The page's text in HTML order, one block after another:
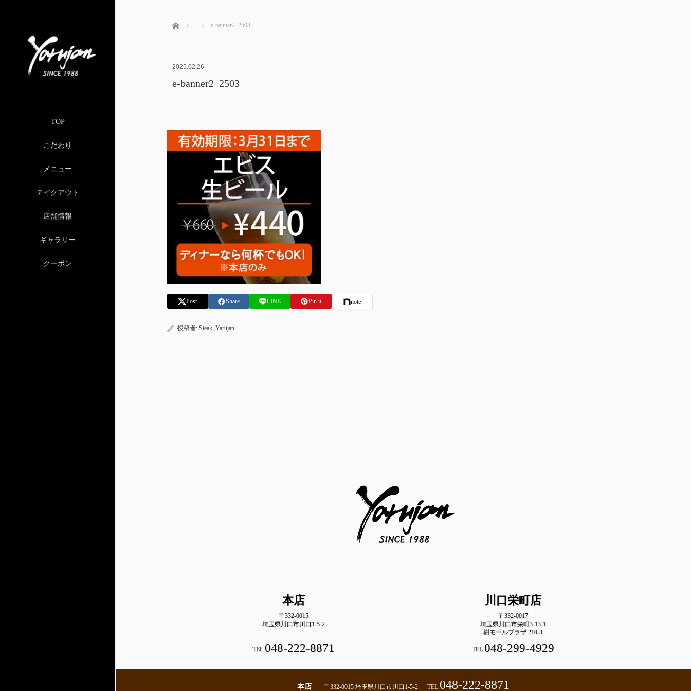
TOP
こだわり
メニュー
テイクアウト
店舗情報
ギャラリー
クーポン
ホーム e-banner2_2503
2025.02.26
e-banner2_2503
Post Share LINE Pin it note
投稿者: Steak_Yarujan
本店
〒332-0015
埼玉県川口市川口1-5-2
TEL.048-222-8871
川口栄町店
〒332-0017
埼玉県川口市栄町3-13-1
樹モールプラザ 210-3
TEL. 048-299-4929
本店 〒332-0015 埼玉県川口市川口1-5-2 TEL.048-222-8871